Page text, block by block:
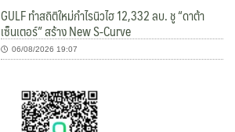
GULF ทำสถิติใหม่กำไรนิวไฮ 12,332 ลบ. ชู “ดาต้า
เซ็นเตอร์” สร้าง New S-Curve
06/08/2026 19:07